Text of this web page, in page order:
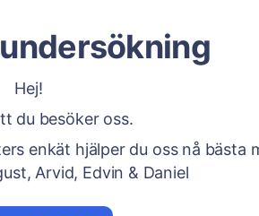
Hej!
du besöker oss.
enkät hjälper du oss nå bästa
Arvid, Edvin & Daniel